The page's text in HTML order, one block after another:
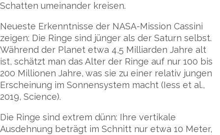
Schatten umeinander kreisen.
Neueste Erkenntnisse der NASA-Mission Cassini
zeigen: Die Ringe sind jünger als der Saturn selbst.
Während der Planet etwa 4,5 Milliarden Jahre alt
ist, schätzt man das Alter der Ringe auf nur 100 bis
200 Millionen Jahre, was sie zu einer relativ jungen
Erscheinung im Sonnensystem macht (Iess et al.,
2019, Science).
Die Ringe sind extrem dünn: Ihre vertikale
Ausdehnung beträgt im Schnitt nur etwa 10 Meter,